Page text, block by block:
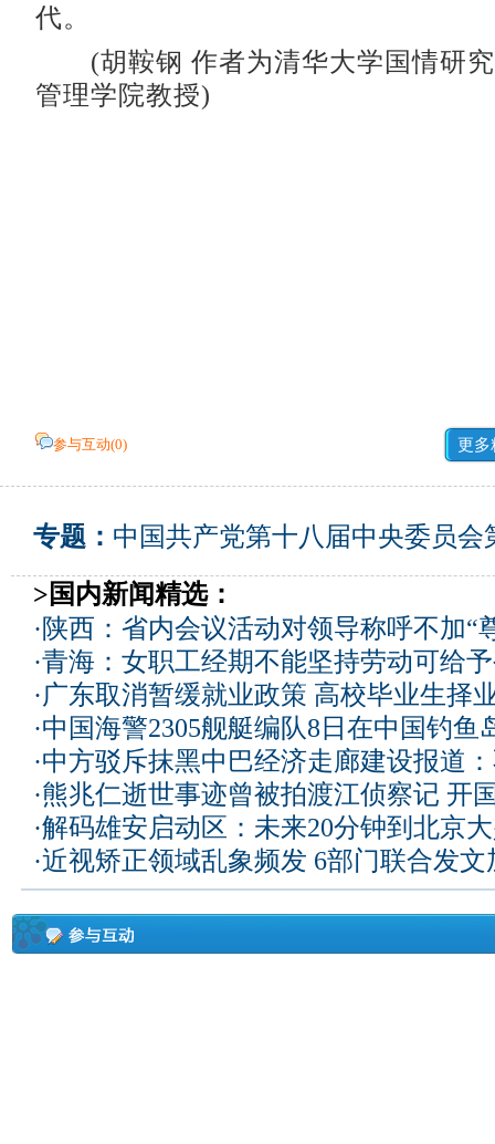
代。
(胡鞍钢 作者为清华大学国情研究
管理学院教授)
参与互动(0) 更多
专题： 中国共产党第十八届中央委员会
>国内新闻精选：
· 陕西：省内会议活动对领导称呼不加“
·青海：女职工经期不能坚持劳动可给
·广东取消暂缓就业政策 高校毕业生择
·中国海警2305舰艇编队8日在中国钓鱼
·中方驳斥抹黑中巴经济走廊建设报道
·熊兆仁逝世事迹曾被拍渡江侦察记 开
·解码雄安启动区：未来20分钟到北京
·近视矫正领域乱象频发 6部门联合发文